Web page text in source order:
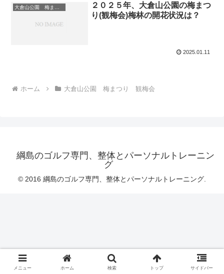
２０２５年、大倉山公園の梅まつ
り(観梅会)梅林の開花状況は？
2025.01.11
ホーム 大倉山公園 梅まつり 観梅会
綱島のゴルフ専門、整体とパーソナルトレーニン
グ
© 2016 綱島のゴルフ専門、整体とパーソナルトレーニング.
メニュー ホーム 検索 トップ サイドバー